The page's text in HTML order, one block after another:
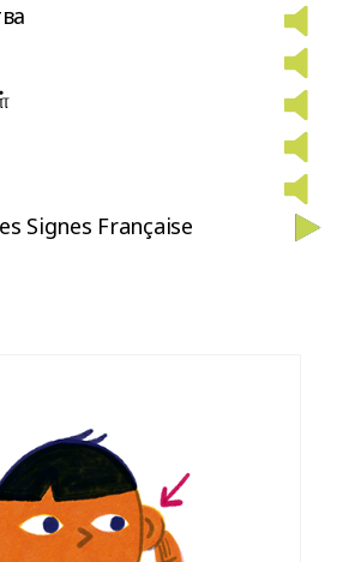
Signes Française